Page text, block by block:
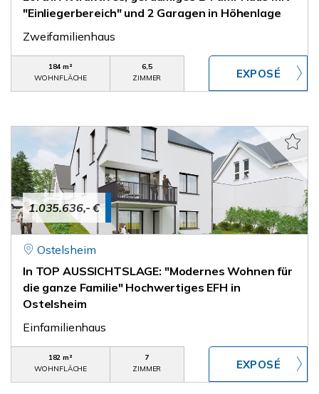
"Einliegerbereich" und 2 Garagen in Höhenlage
Zweifamilienhaus
184 m²
WOHNFLÄCHE
6,5
ZIMMER
1.035.636,- €
Ostelsheim
In TOP AUSSICHTSLAGE: "Modernes Wohnen für
die ganze Familie" Hochwertiges EFH in
Ostelsheim
Einfamilienhaus
182 m²
WOHNFLÄCHE
7
ZIMMER